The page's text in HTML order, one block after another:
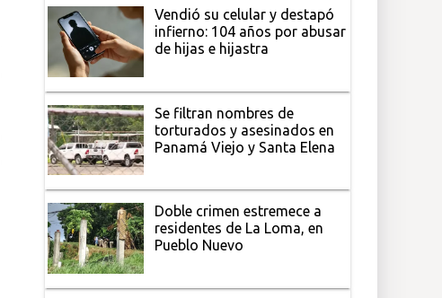
Vendió su celular y destapó
infierno: 104 años por abusar
de hijas e hijastra
Se filtran nombres de
torturados y asesinados en
Panamá Viejo y Santa Elena
Doble crimen estremece a
residentes de La Loma, en
Pueblo Nuevo